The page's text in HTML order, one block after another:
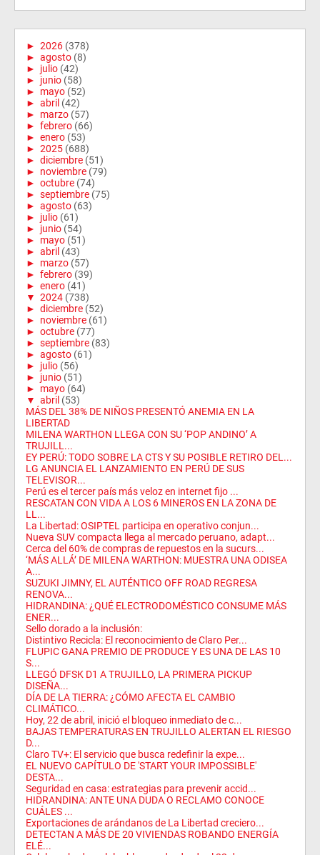
► 2026 (378)
► agosto (8)
► julio (42)
► junio (58)
► mayo (52)
► abril (42)
► marzo (57)
► febrero (66)
► enero (53)
► 2025 (688)
► diciembre (51)
► noviembre (79)
► octubre (74)
► septiembre (75)
► agosto (63)
► julio (61)
► junio (54)
► mayo (51)
► abril (43)
► marzo (57)
► febrero (39)
► enero (41)
▼ 2024 (738)
► diciembre (52)
► noviembre (61)
► octubre (77)
► septiembre (83)
► agosto (61)
► julio (56)
► junio (51)
► mayo (64)
▼ abril (53)
MÁS DEL 38% DE NIÑOS PRESENTÓ ANEMIA EN LA
LIBERTAD
MILENA WARTHON LLEGA CON SU ‘POP ANDINO’ A
TRUJILL...
EY PERÚ: TODO SOBRE LA CTS Y SU POSIBLE RETIRO DEL...
LG ANUNCIA EL LANZAMIENTO EN PERÚ DE SUS
TELEVISOR...
Perú es el tercer país más veloz en internet fijo ...
RESCATAN CON VIDA A LOS 6 MINEROS EN LA ZONA DE
LL...
La Libertad: OSIPTEL participa en operativo conjun...
Nueva SUV compacta llega al mercado peruano, adapt...
Cerca del 60% de compras de repuestos en la sucurs...
‘MÁS ALLÁ’ DE MILENA WARTHON: MUESTRA UNA ODISEA
A...
SUZUKI JIMNY, EL AUTÉNTICO OFF ROAD REGRESA
RENOVA...
HIDRANDINA: ¿QUÉ ELECTRODOMÉSTICO CONSUME MÁS
ENER...
Sello dorado a la inclusión:
Distintivo Recicla: El reconocimiento de Claro Per...
FLUPIC GANA PREMIO DE PRODUCE Y ES UNA DE LAS 10
S...
LLEGÓ DFSK D1 A TRUJILLO, LA PRIMERA PICKUP
DISEÑA...
DÍA DE LA TIERRA: ¿CÓMO AFECTA EL CAMBIO
CLIMÁTICO...
Hoy, 22 de abril, inició el bloqueo inmediato de c...
BAJAS TEMPERATURAS EN TRUJILLO ALERTAN EL RIESGO
D...
Claro TV+: El servicio que busca redefinir la expe...
EL NUEVO CAPÍTULO DE 'START YOUR IMPOSSIBLE'
DESTA...
Seguridad en casa: estrategias para prevenir accid...
HIDRANDINA: ANTE UNA DUDA O RECLAMO CONOCE
CUÁLES ...
Exportaciones de arándanos de La Libertad creciero...
DETECTAN A MÁS DE 20 VIVIENDAS ROBANDO ENERGÍA
ELÉ...